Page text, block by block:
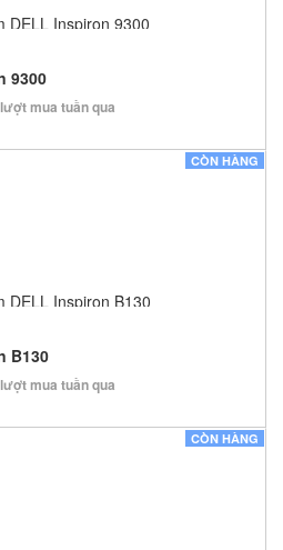
9300
mua tuần qua
CÒN HÀNG
B130
mua tuần qua
CÒN HÀNG